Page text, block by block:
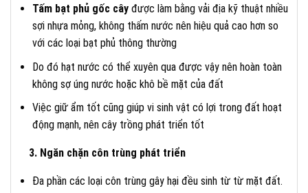
Tấm bạt phủ gốc câyđược làm bằng vải địa kỹ thuật nhiều
sợi nhựa mỏng, không thấm nước nên hiệu quả cao hơn so
với các loại bạt phủ thông thường
Do đó hạt nước có thể xuyên qua được vậy nên hoàn toàn
không sợ úng nước hoặc khô bề mặt của đất
Việc giữ ẩm tốt cũng giúp vi sinh vật có lợi trong đất hoạt
động mạnh, nên cây trồng phát triển tốt
3. Ngăn chặn côn trùng phát triển
Đa phần các loại côn trùng gây hại đều sinh từ từ mặt đất.